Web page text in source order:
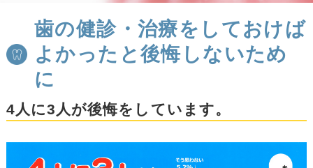
歯の健診・治療をしておけば
よかったと後悔しないため
に
4人に3人が後悔をしています。